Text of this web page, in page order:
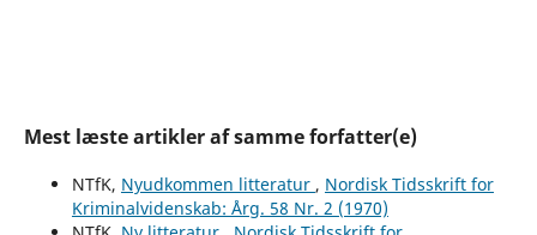
Mest læste artikler af samme forfatter(e)
NTfK, Nyudkommen litteratur , Nordisk Tidsskrift for
Kriminalvidenskab: Årg. 58 Nr. 2 (1970)